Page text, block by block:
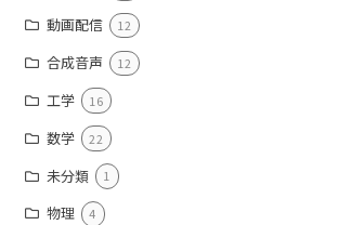
動画配信 12
合成音声 12
工学 16
数学 22
未分類 1
物理 4